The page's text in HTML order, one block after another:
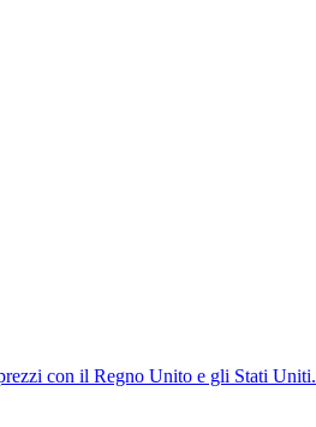
con il Regno Unito e gli Stati Uniti.